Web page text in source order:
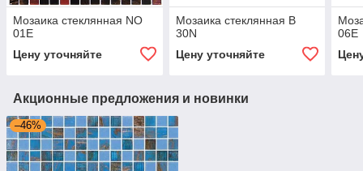
Мозаика стеклянная NO
01E
Цену уточняйте
Мозаика стеклянная B
30N
Цену уточняйте
06E
Акционные предложения и новинки
–46%